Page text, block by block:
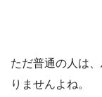
ただ普通の人は
りませんよね。